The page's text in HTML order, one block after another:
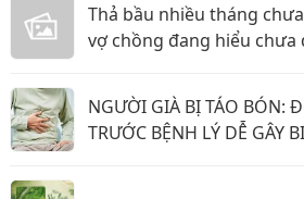
Thả bầu nhiều tháng
vợ chồng đang hiểu chưa
NGƯỜI GIÀ BỊ TÁO BÓN:
TRƯỚC BỆNH LÝ DỄ GÂY